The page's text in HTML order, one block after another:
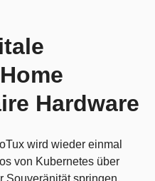
Hardware
wird wieder einmal
von Kubernetes über
Souveränität springen,